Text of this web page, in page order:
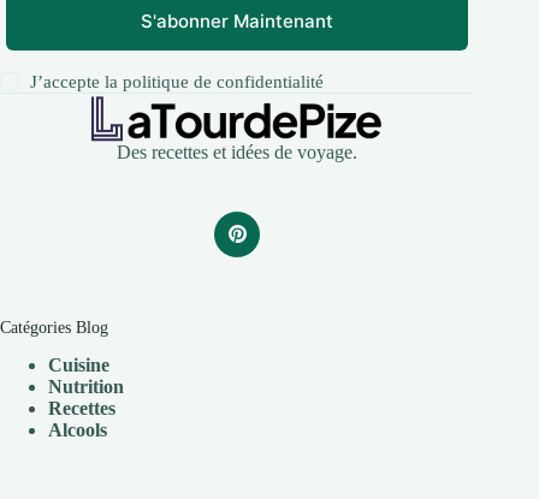
S'abonner Maintenant
J’accepte lapolitique de confidentialité
Des recettes et idées de voyage.
Catégories Blog
Cuisine
Nutrition
Recettes
Alcools